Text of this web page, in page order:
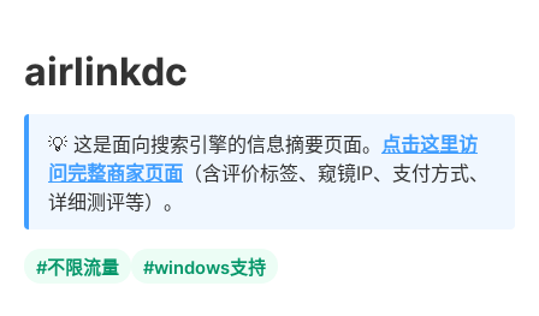
airlinkdc
💡 这是面向搜索引擎的信息摘要页面。 点击这里访
问完整商家页面 （含评价标签、窥镜IP、支付方式、
详细测评等）。
#不限流量 #windows支持